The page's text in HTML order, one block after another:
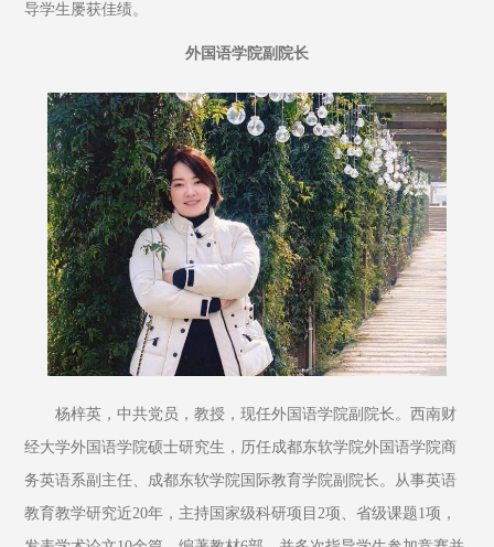
导学生屡获佳绩。
外国语学院副院长
杨梓英，中共党员，教授，现任外国语学院副院长。西南财
经大学外国语学院硕士研究生，历任成都东软学院外国语学院商
务英语系副主任、成都东软学院国际教育学院副院长。从事英语
教育教学研究近20年，主持国家级科研项目2项、省级课题1项，